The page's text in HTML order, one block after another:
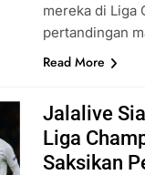
mereka di Liga
pertandingan
Read More
Jalalive
Liga
Saksikan